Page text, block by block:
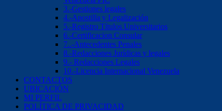
3.-Gestiones legales
4.-Apostilla y Legalización
5.-Registro Títulos Universitarios
6.-Certificacion Consular
7..-Antecedentes Penales
8.-Redacciones Jurídicas y legales
9.- Redacciones Legales
10.-Licencia Internacional Venezuela
CONTACTOS
UBICACIÓN
MI PERFIL
POLÍTICA DE PRIVACIDAD